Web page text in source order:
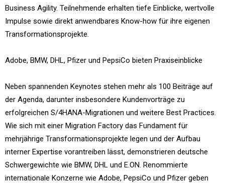
Business Agility. Teilnehmende erhalten tiefe Einblicke, wertvolle
Impulse sowie direkt anwendbares Know-how für ihre eigenen
Transformationsprojekte.
Adobe, BMW, DHL, Pfizer und PepsiCo bieten Praxiseinblicke
Neben spannenden Keynotes stehen mehr als 100 Beiträge auf
der Agenda, darunter insbesondere Kundenvorträge zu
erfolgreichen S/4HANA-Migrationen und weitere Best Practices.
Wie sich mit einer Migration Factory das Fundament für
mehrjährige Transformationsprojekte legen und der Aufbau
interner Expertise vorantreiben lässt, demonstrieren deutsche
Schwergewichte wie BMW, DHL und E.ON. Renommierte
internationale Konzerne wie Adobe, PepsiCo und Pfizer geben